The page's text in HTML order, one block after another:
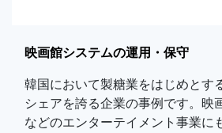
映画館システムの運用・保守
韓国において製糖業をはじめとす
シェアを誇る企業の事例です。映
などのエンターテイメント事業に